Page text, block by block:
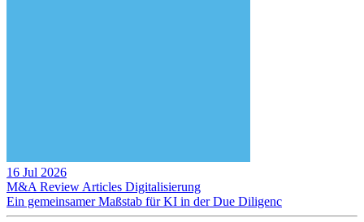
16 Jul 2026
M&A Review Articles Digitalisierung
Ein gemeinsamer Maßstab für KI in der Due Diligenc